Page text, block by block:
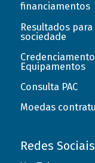
financiamentos
Resultados para
sociedade
Equipamentos
Consulta PAC
Moedas
Redes Sociais